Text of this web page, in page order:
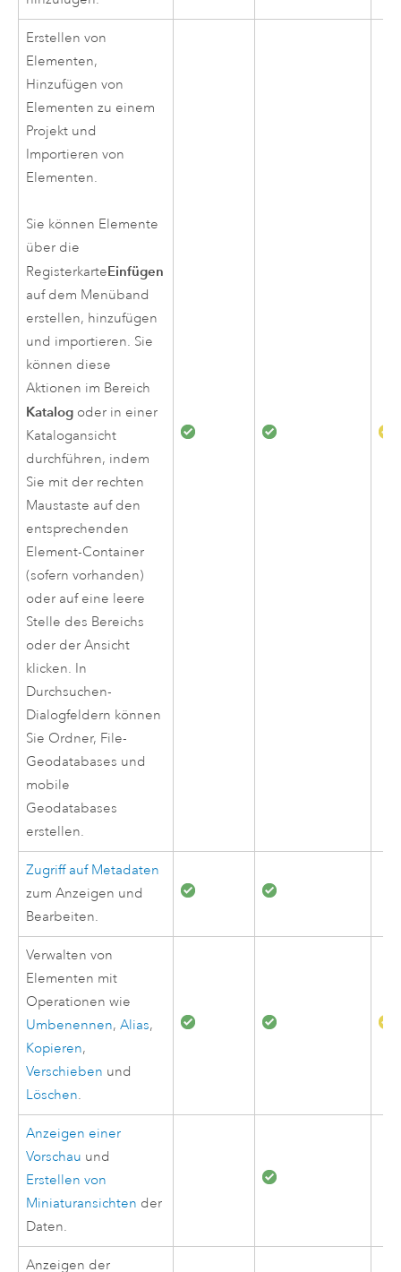
Erstellen von
Elementen,
Hinzufügen von
Elementen zu einem
Projekt und
Importieren von
Elementen.
Sie können Elemente
über die
RegisterkarteEinfügen
auf dem Menüband
erstellen, hinzufügen
und importieren. Sie
können diese
Aktionen im Bereich
Katalog oder in einer
Katalogansicht
durchführen, indem
Sie mit der rechten
Maustaste auf den
entsprechenden
Element-Container
(sofern vorhanden)
oder auf eine leere
Stelle des Bereichs
oder der Ansicht
klicken. In
Durchsuchen-
Dialogfeldern können
Sie Ordner, File-
Geodatabases und
mobile
Geodatabases
erstellen.
Zugriff auf Metadaten
zum Anzeigen und
Bearbeiten.
Verwalten von
Elementen mit
Operationen wie
Umbenennen,Alias,
Kopieren,
Verschieben und
Löschen.
Anzeigen einer
Vorschau und
Erstellen von
Miniaturansichten der
Daten.
Anzeigen der